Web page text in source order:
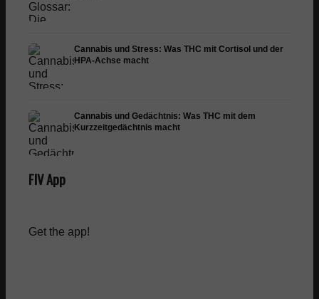
Cannabis und Stress: Was THC mit Cortisol und der
HPA-Achse macht
Cannabis und Gedächtnis: Was THC mit dem
Kurzzeitgedächtnis macht
FIV App
Get the app!